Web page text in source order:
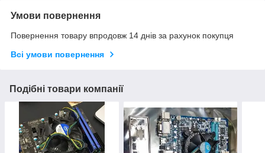
Умови повернення
Повернення товару впродовж 14 днів за рахунок покупця
Всі умови повернення
Подібні товари компанії